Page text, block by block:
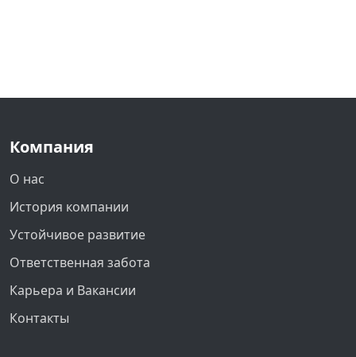
Компания
О нас
История компании
Устойчивое развитие
Ответственная забота
Карьера и Вакансии
Контакты